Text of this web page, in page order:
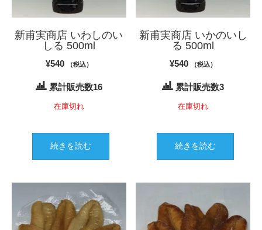
新甫実商店 いわしのい
しる 500ml
¥540 （税込）
累計販売数16
在庫切れ
続きを読む
新甫実商店 いかのいし
る 500ml
¥540 （税込）
累計販売数3
在庫切れ
続きを読む